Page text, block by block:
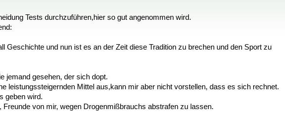
Tests durchzuführen,hier so gut angenommen wird.
Geschichte und nun ist es an der Zeit diese Tradition zu brechen und den Sport zu
jemand gesehen, der sich dopt.
leistungssteigernden Mittel aus,kann mir aber nicht vorstellen, dass es sich rechnet.
geben wird.
von mir, wegen Drogenmißbrauchs abstrafen zu lassen.